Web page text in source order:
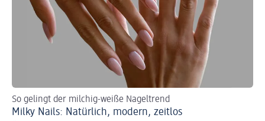
So gelingt der milchig-weiße Nageltrend
Milky Nails: Natürlich, modern, zeitlos